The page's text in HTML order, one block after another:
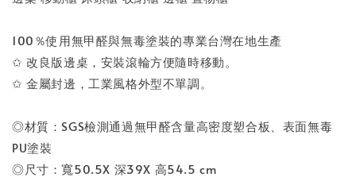
100％使用無甲醛與無毒塗裝的專業台灣在地生產
✩ 改良版邊桌，安裝滾輪方便隨時移動。
✩ 金屬封邊，工業風格外型不單調。
◎材質：SGS檢測通過無甲醛含量高密度塑合板、表面無毒
PU塗裝
◎尺寸：寬50.5X 深39X 高54.5 cm